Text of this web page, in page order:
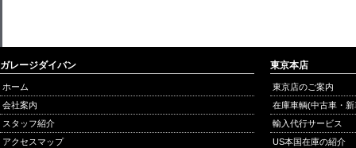
ガレージダイバン
ホーム
会社案内
スタッフ紹介
アクセスマップ
東京本店
東京店のご案内
在庫車輌(中古車・
輸入代行サービス
US本国在庫の紹介